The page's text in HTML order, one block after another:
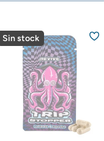
Sin stock